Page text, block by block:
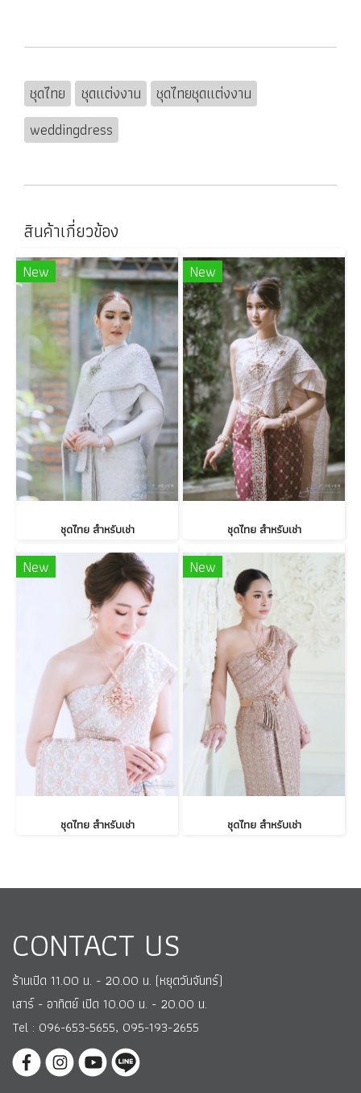
ชุดไทย ชุดแต่งงาน
ชุดไทยชุดแต่งงาน
weddingdress
สินค้าเกี่ยวข้อง
New
ชุดไทย สำหรับเช่า
New
ชุดไทย สำหรับเช่า
New
ชุดไทย สำหรับเช่า
New
ชุดไทย สำหรับเช่า
CONTACT US
ร้านเปิด 11.00 น. - 20.00 น. (หยุดวันจันทร์)
เสาร์ - อาทิตย์ เปิด 10.00 น. - 20.00 น.
Tel : 096-653-5655, 095-193-2655